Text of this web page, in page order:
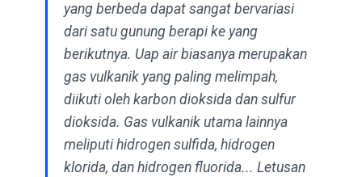
yang berbeda dapat sangat bervariasi
dari satu gunung berapi ke yang
berikutnya. Uap air biasanya merupakan
gas vulkanik yang paling melimpah,
diikuti oleh karbon dioksida dan sulfur
dioksida. Gas vulkanik utama lainnya
meliputi hidrogen sulfida, hidrogen
klorida, dan hidrogen fluorida... Letusan